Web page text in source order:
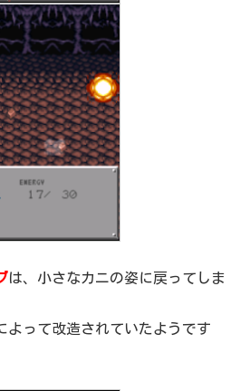
は、小さなカニの姿に戻ってしま
よって改造されていたようです